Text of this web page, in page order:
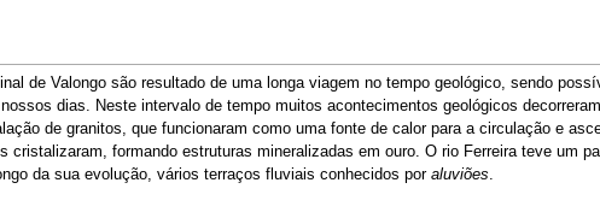
de Valongo são resultado de uma longa viagem no tempo geológico, sendo
dias. Neste intervalo de tempo muitos acontecimentos geológicos
de granitos, que funcionaram como uma fonte de calor para a circulação e
cristalizaram, formando estruturas mineralizadas em ouro. O rio Ferreira teve um
da sua evolução, vários terraços fluviais conhecidos por aluviões.